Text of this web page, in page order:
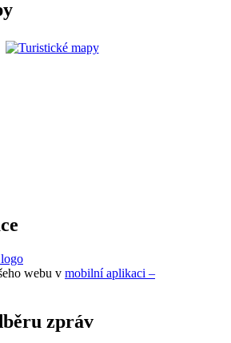
webu v mobilní aplikaci –
zpráv